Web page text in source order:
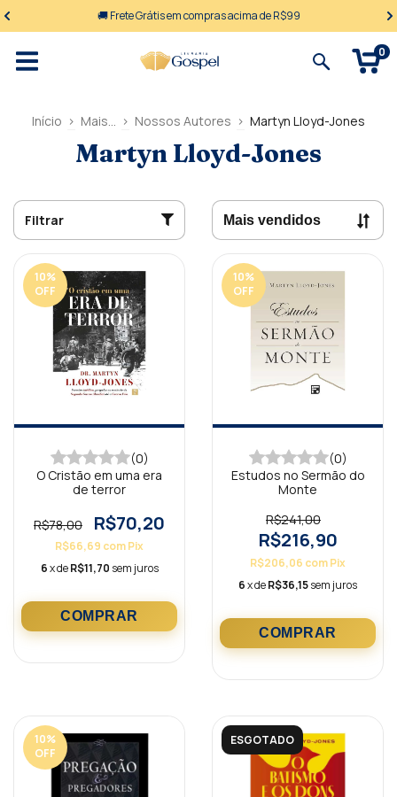
🚚 Frete Grátis em compras acima de R$99
0
Início > Mais... > Nossos Autores > Martyn Lloyd-Jones
Martyn Lloyd-Jones
Filtrar
10%
OFF
(0)
O Cristão em uma era
de terror
R$78,00 R$70,20
R$66,69 comPix
6x deR$11,70 sem juros
10%
OFF
(0)
Estudos no Sermão do
Monte
R$241,00
R$216,90
R$206,06 comPix
6x deR$36,15sem juros
10%
OFF
ESGOTADO